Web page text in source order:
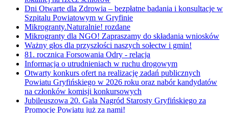
Dni Otwarte dla Zdrowia – bezpłatne badania i konsultacje w
Szpitalu Powiatowym w Gryfinie
Mikrogranty.Naturalnie! rozdane
Mikrogranty dla NGO! Zapraszamy do składania wniosków
Ważny głos dla przyszłości naszych sołectw i gmin!
81. rocznica Forsowania Odry - relacja
Informacja o utrudnieniach w ruchu drogowym
Otwarty konkurs ofert na realizację zadań publicznych
Powiatu Gryfińskiego w 2026 roku oraz nabór kandydatów
na członków komisji konkursowych
Jubileuszowa 20. Gala Nagród Starosty Gryfińskiego za
Promocję Powiatu już za nami!